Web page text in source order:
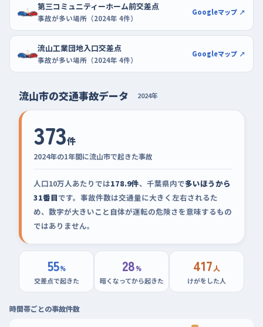
第三コミュニティーホーム前交差点
事故が多い場所（2024年 4件）
Googleマップ ↗
流山工業団地入口交差点
事故が多い場所（2024年 4件）
Googleマップ ↗
流山市の交通事故データ 2024年
373件
2024年の1年間に流山市で起きた事故
人口10万人あたりでは178.9件、千葉県内で多いほうから
31番目です。事故件数は交通量に大きく左右されるた
め、数字が大きいこと自体が運転の危険さを意味するもの
ではありません。
55%
交差点で起きた
28%
暗くなってから起きた
417人
けがをした人
時間帯ごとの事故件数